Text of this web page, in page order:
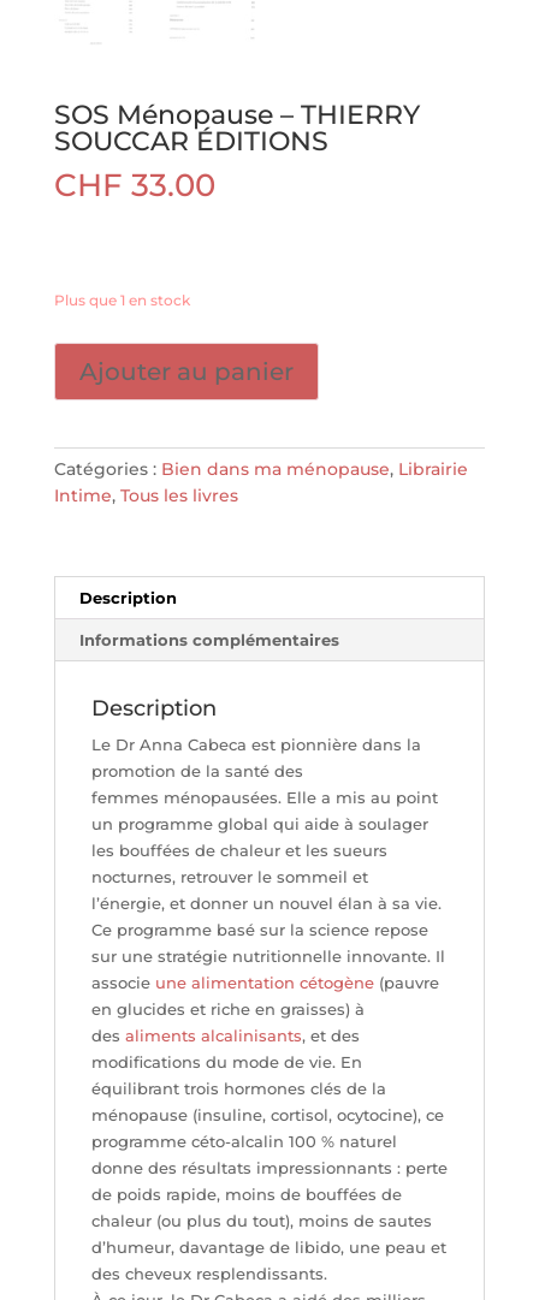
SOS Ménopause – THIERRY
SOUCCAR ÉDITIONS
CHF 33.00
Plus que 1 en stock
-
THIERRY
Ajouter au panier
Catégories : Bien dans ma ménopause, Librairie
Intime, Tous les livres
Description
Informations complémentaires
Description
Le Dr Anna Cabeca est pionnière dans la
promotion de la santé des
femmes ménopausées. Elle a mis au point
un programme global qui aide à soulager
les bouffées de chaleur et les sueurs
nocturnes, retrouver le sommeil et
l’énergie, et donner un nouvel élan à sa vie.
Ce programme basé sur la science repose
sur une stratégie nutritionnelle innovante. Il
associe une alimentation cétogène(pauvre
en glucides et riche en graisses) à
des aliments alcalinisants, et des
modifications du mode de vie. En
équilibrant trois hormones clés de la
ménopause (insuline, cortisol, ocytocine), ce
programme céto-alcalin 100 % naturel
donne des résultats impressionnants : perte
de poids rapide, moins de bouffées de
chaleur (ou plus du tout), moins de sautes
d’humeur, davantage de libido, une peau et
des cheveux resplendissants.